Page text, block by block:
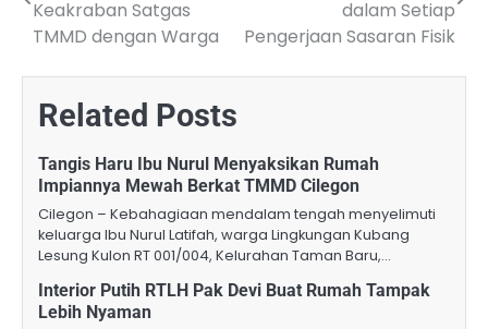
Keakraban Satgas
TMMD dengan Warga
dalam Setiap
Pengerjaan Sasaran Fisik
Related Posts
Tangis Haru Ibu Nurul Menyaksikan Rumah
Impiannya Mewah Berkat TMMD Cilegon
Cilegon – Kebahagiaan mendalam tengah menyelimuti
keluarga Ibu Nurul Latifah, warga Lingkungan Kubang
Lesung Kulon RT 001/004, Kelurahan Taman Baru,…
Interior Putih RTLH Pak Devi Buat Rumah Tampak
Lebih Nyaman